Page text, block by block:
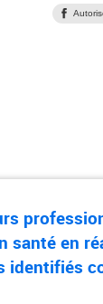
santé en
identifiés